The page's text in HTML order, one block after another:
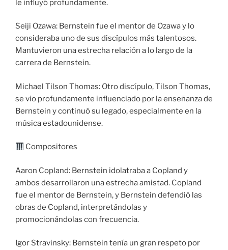
le influyó profundamente.
Seiji Ozawa: Bernstein fue el mentor de Ozawa y lo
consideraba uno de sus discípulos más talentosos.
Mantuvieron una estrecha relación a lo largo de la
carrera de Bernstein.
Michael Tilson Thomas: Otro discípulo, Tilson Thomas,
se vio profundamente influenciado por la enseñanza de
Bernstein y continuó su legado, especialmente en la
música estadounidense.
Compositores
Aaron Copland: Bernstein idolatraba a Copland y
ambos desarrollaron una estrecha amistad. Copland
fue el mentor de Bernstein, y Bernstein defendió las
obras de Copland, interpretándolas y
promocionándolas con frecuencia.
Igor Stravinsky: Bernstein tenía un gran respeto por